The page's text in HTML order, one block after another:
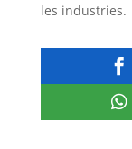
les industries.

